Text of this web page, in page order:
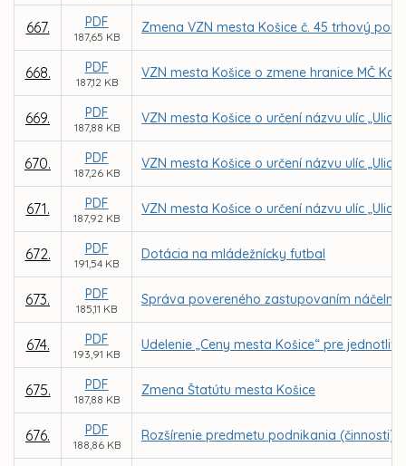
667. PDF
187,65 KB
Zmena VZN mesta Košice č. 45 trhový
668. PDF
187,12 KB
VZN mesta Košice o zmene hranice MČ
669. PDF
187,88 KB
VZN mesta Košice o určení názvu ulíc
670. PDF
187,26 KB
VZN mesta Košice o určení názvu ulíc
671. PDF
187,92 KB
VZN mesta Košice o určení názvu ulíc
672. PDF
191,54 KB
Dotácia na mládežnícky futbal
673. PDF
185,11 KB
Správa povereného zastupovaním
674. PDF
193,91 KB
Udelenie „Ceny mesta Košice“ pre
675. PDF
187,88 KB
Zmena Štatútu mesta Košice
676. PDF
188,86 KB
Rozšírenie predmetu podnikania (činnosti)